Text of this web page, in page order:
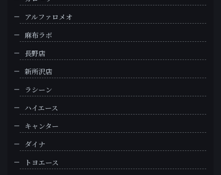
アルファロメオ
麻布ラボ
長野店
新所沢店
ラシーン
ハイエース
キャンター
ダイナ
トヨエース